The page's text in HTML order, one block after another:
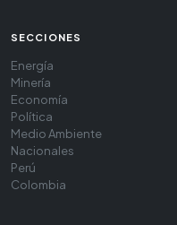
SECCIONES
Energía
Minería
Economía
Política
Medio Ambiente
Nacionales
Perú
Colombia